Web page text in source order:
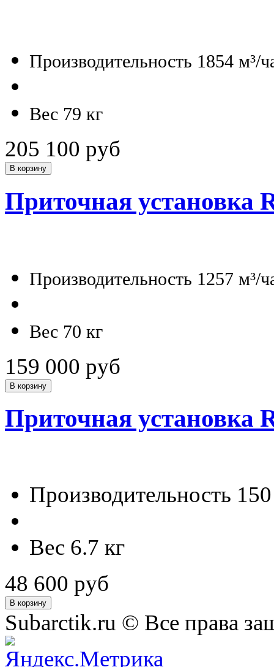
Производительность 1854 м³/
Вес 79 кг
205 100 руб
Приточная установка
Производительность 1257 м³/
Вес 70 кг
159 000 руб
Приточная установка
Производительность
Вес 6.7 кг
48 600 руб
Subarctik.ru © Все права